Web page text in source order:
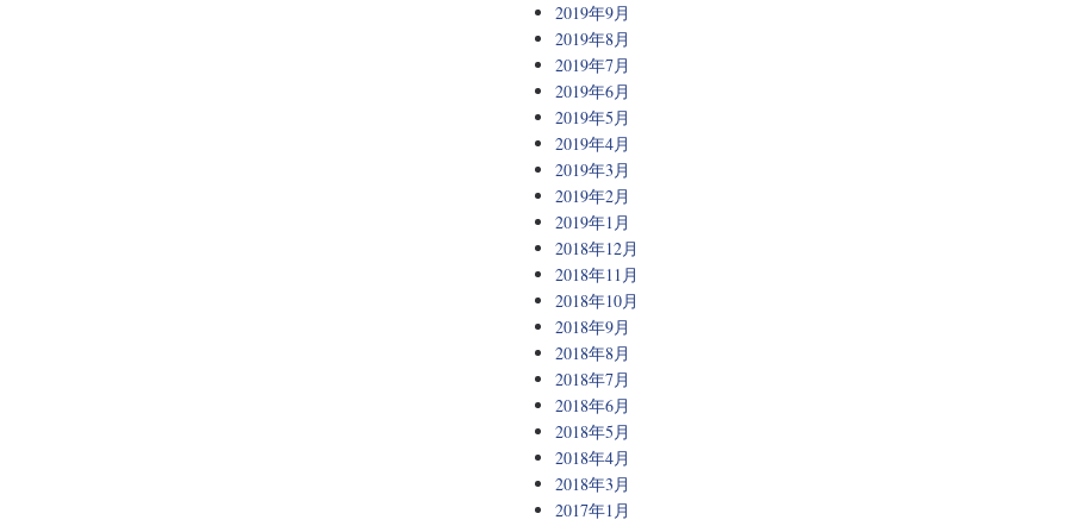
2019年9月
2019年8月
2019年7月
2019年6月
2019年5月
2019年4月
2019年3月
2019年2月
2019年1月
2018年12月
2018年11月
2018年10月
2018年9月
2018年8月
2018年7月
2018年6月
2018年5月
2018年4月
2018年3月
2017年1月